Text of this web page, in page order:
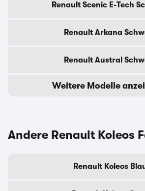
Renault Scenic E-Tech
Renault Arkana
Renault Austral
Weitere Modelle
Andere Renault Koleos
Renault Koleos